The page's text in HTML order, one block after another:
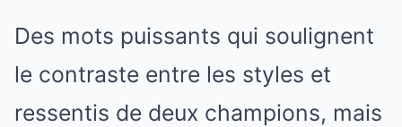
Des mots puissants qui soulignent
le contraste entre les styles et
ressentis de deux champions, mais